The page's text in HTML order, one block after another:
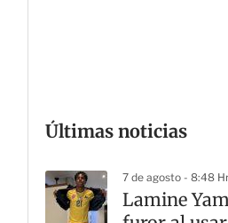
Últimas noticias
7 de agosto - 8:48
Lamine